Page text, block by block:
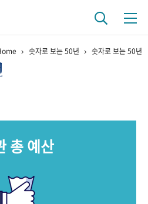
역대 기관장
연구 역사
숫자로 보는 50년 숫자로 보는 50년
총 예산